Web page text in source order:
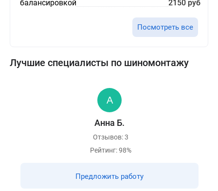
балансировкой
2150 руб
Посмотреть все
Лучшие специалисты по шиномонтажу
Анна Б.
Отзывов: 3
Рейтинг: 98%
Предложить работу